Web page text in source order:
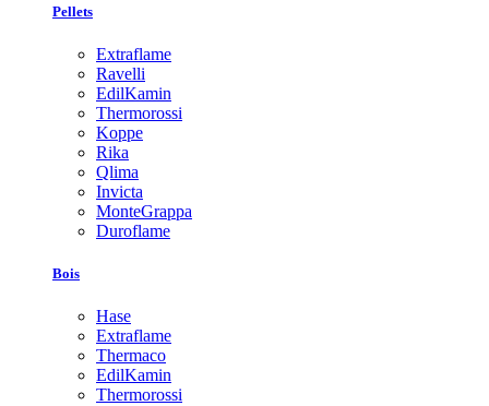
Pellets
Extraflame
Ravelli
EdilKamin
Thermorossi
Koppe
Rika
Qlima
Invicta
MonteGrappa
Duroflame
Bois
Hase
Extraflame
Thermaco
EdilKamin
Thermorossi